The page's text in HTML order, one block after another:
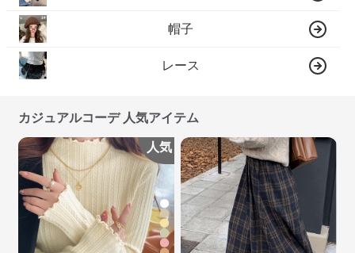
帽子
レース
カジュアルコーデ 人気アイテム
人気